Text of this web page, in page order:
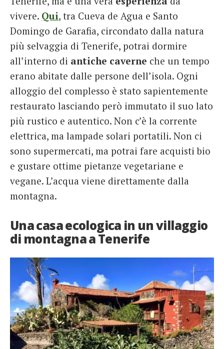
vivere. Qui, tra Cueva de Agua e Santo
Domingo de Garafia, circondato dalla natura
più selvaggia di Tenerife, potrai dormire
all’interno di antiche caverne che un tempo
erano abitate dalle persone dell’isola. Ogni
alloggio del complesso è stato sapientemente
restaurato lasciando però immutato il suo lato
più rustico e autentico. Non c’è la corrente
elettrica, ma lampade solari portatili. Non ci
sono supermercati, ma potrai fare acquisti bio
e gustare ottime pietanze vegetariane e
vegane. L’acqua viene direttamente dalla
montagna.
Una casa ecologica in un villaggio
di montagna a Tenerife